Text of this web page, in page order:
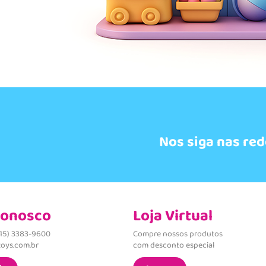
Nos siga nas
3383-9600
Loja Virtual
Compre nossos produtos
com desconto especial